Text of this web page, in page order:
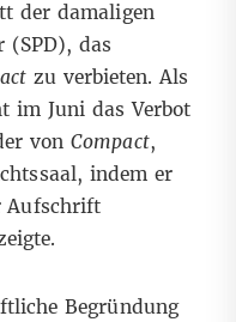
der damaligen
(SPD), das
zu verbieten. Als
im Juni das Verbot
vonCompact,
indem er
Aufschrift
Begründung